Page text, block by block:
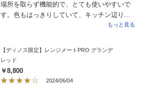
場所を取らず機能的で、とても使いやすいで
す。色もはっきりしていて、キッチン辺りが
もっと見る
【ディノス限定】レンジメートPRO グランデ
レッド
￥8,800
2024/06/04